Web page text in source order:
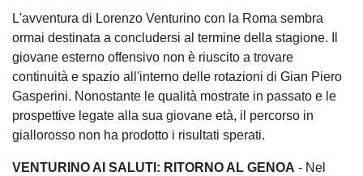
L'avventura di Lorenzo Venturino con la Roma sembra
ormai destinata a concludersi al termine della stagione. Il
giovane esterno offensivo non è riuscito a trovare
continuità e spazio all'interno delle rotazioni di Gian Piero
Gasperini. Nonostante le qualità mostrate in passato e le
prospettive legate alla sua giovane età, il percorso in
giallorosso non ha prodotto i risultati sperati.
VENTURINO AI SALUTI: RITORNO AL GENOA - Nel